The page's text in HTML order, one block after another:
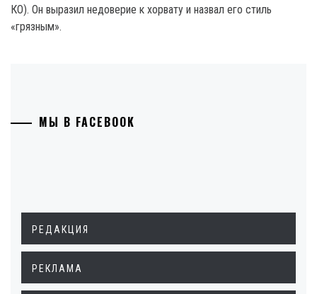
КО). Он выразил недоверие к хорвату и назвал его стиль
«грязным».
МЫ В FACEBOOK
РЕДАКЦИЯ
РЕКЛАМА